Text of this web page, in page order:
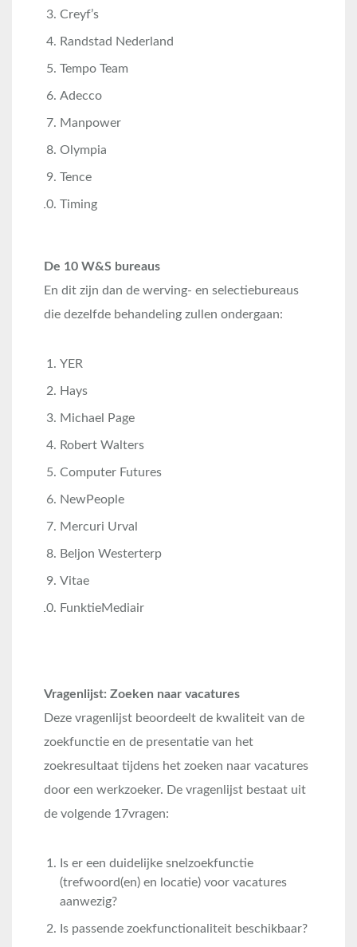
Creyf’s
Randstad Nederland
Tempo Team
Adecco
Manpower
Olympia
Tence
Timing
De 10 W&S bureaus
En dit zijn dan de werving- en selectiebureaus
die dezelfde behandeling zullen ondergaan:
YER
Hays
Michael Page
Robert Walters
Computer Futures
NewPeople
Mercuri Urval
Beljon Westerterp
Vitae
FunktieMediair
Vragenlijst: Zoeken naar vacatures
Deze vragenlijst beoordeelt de kwaliteit van de
zoekfunctie en de presentatie van het
zoekresultaat tijdens het zoeken naar vacatures
door een werkzoeker. De vragenlijst bestaat uit
de volgende 17vragen:
Is er een duidelijke snelzoekfunctie
(trefwoord(en) en locatie) voor vacatures
aanwezig?
Is passende zoekfunctionaliteit beschikbaar?